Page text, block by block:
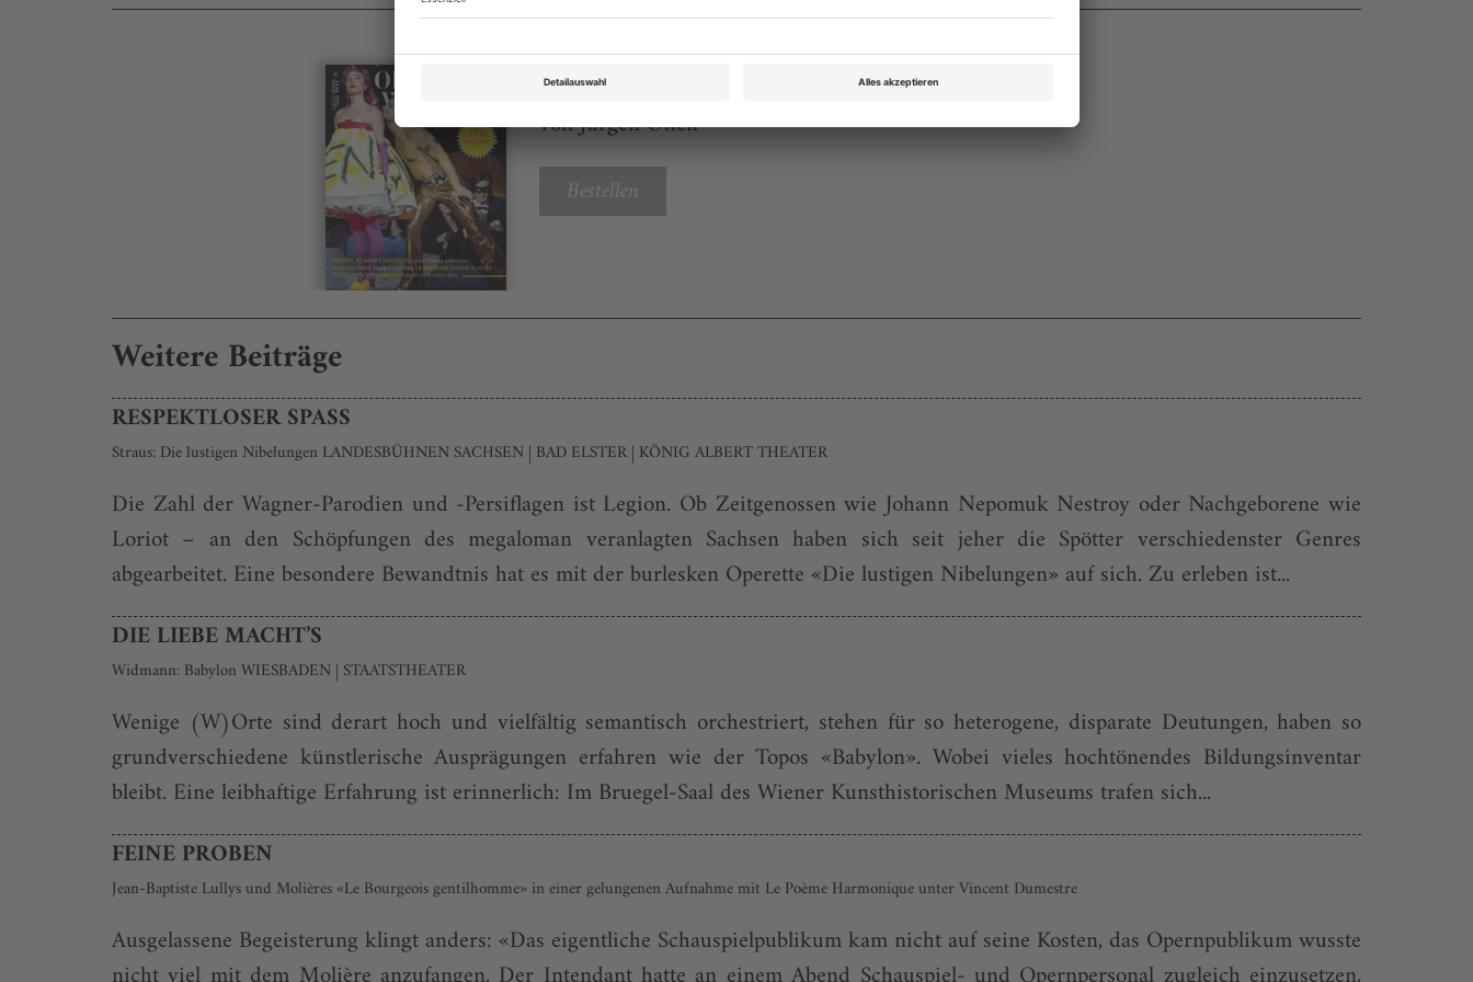
Rubrik: Magazin, Seite 96
von Jürgen Otten
Bestellen
Weitere Beiträge
RESPEKTLOSER SPASS
Straus: Die lustigen Nibelungen LANDESBÜHNEN SACHSEN | BAD ELSTER | KÖNIG ALBERT THEATER
Die Zahl der Wagner-Parodien und -Persiflagen ist Legion. Ob Zeitgenossen wie Johann Nepomuk Nestroy oder Nachgeborene wie
Loriot – an den Schöpfungen des megaloman veranlagten Sachsen haben sich seit jeher die Spötter verschiedenster Genres
abgearbeitet. Eine besondere Bewandtnis hat es mit der burlesken Operette «Die lustigen Nibelungen» auf sich. Zu erleben ist...
DIE LIEBE MACHT’S
Widmann: Babylon WIESBADEN | STAATSTHEATER
Wenige (W)Orte sind derart hoch und vielfältig semantisch orchestriert, stehen für so heterogene, disparate Deutungen, haben so
grundverschiedene künstlerische Ausprägungen erfahren wie der Topos «Babylon». Wobei vieles hochtönendes Bildungsinventar
bleibt. Eine leibhaftige Erfahrung ist erinnerlich: Im Bruegel-Saal des Wiener Kunsthistorischen Museums trafen sich...
FEINE PROBEN
Jean-Baptiste Lullys und Molières «Le Bourgeois gentilhomme» in einer gelungenen Aufnahme mit Le Poème Harmonique unter Vincent Dumestre
Ausgelassene Begeisterung klingt anders: «Das eigentliche Schauspielpublikum kam nicht auf seine Kosten, das Opernpublikum wusste